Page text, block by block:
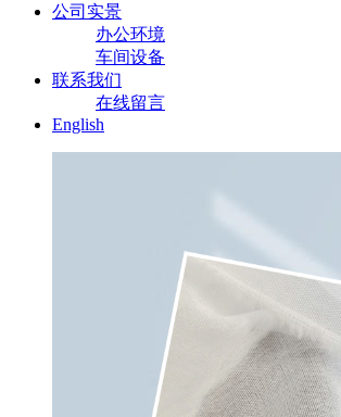
公司实景
办公环境
车间设备
联系我们
在线留言
English